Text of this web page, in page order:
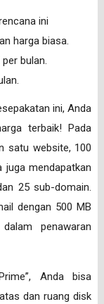
ini
harga biasa.
bulan.
ini, Anda
terbaik! Pada
satu website, 100
juga mendapatkan
25 sub-domain.
dengan 500 MB
penawaran
Anda bisa
dan ruang disk